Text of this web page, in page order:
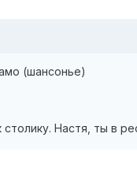
(шансонье)
Настя, ты в